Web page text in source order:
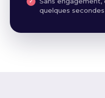
quelques secondes